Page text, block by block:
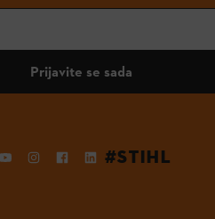
Prijavite se sada
#STIHL